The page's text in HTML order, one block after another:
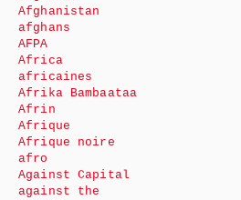
Afghanistan
afghans
AFPA
Africa
africaines
Afrika Bambaataa
Afrin
Afrique
Afrique noire
afro
Against Capital
against the